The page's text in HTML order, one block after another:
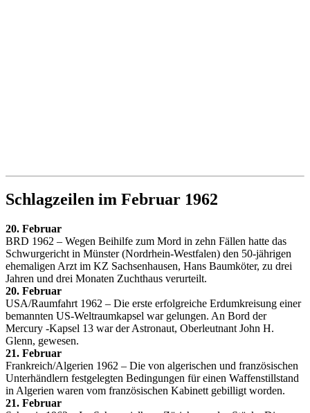
Schlagzeilen im Februar 1962
20. Februar
BRD 1962 – Wegen Beihilfe zum Mord in zehn Fällen hatte das
Schwurgericht in Münster (Nordrhein-Westfalen) den 50-jährigen
ehemaligen Arzt im KZ Sachsenhausen, Hans Baumköter, zu drei
Jahren und drei Monaten Zuchthaus verurteilt.
20. Februar
USA/Raumfahrt 1962 – Die erste erfolgreiche Erdumkreisung einer
bemannten US-Weltraumkapsel war gelungen. An Bord der
Mercury -Kapsel 13 war der Astronaut, Oberleutnant John H.
Glenn, gewesen.
21. Februar
Frankreich/Algerien 1962 – Die von algerischen und französischen
Unterhändlern festgelegten Bedingungen für einen Waffenstillstand
in Algerien waren vom französischen Kabinett gebilligt worden.
21. Februar